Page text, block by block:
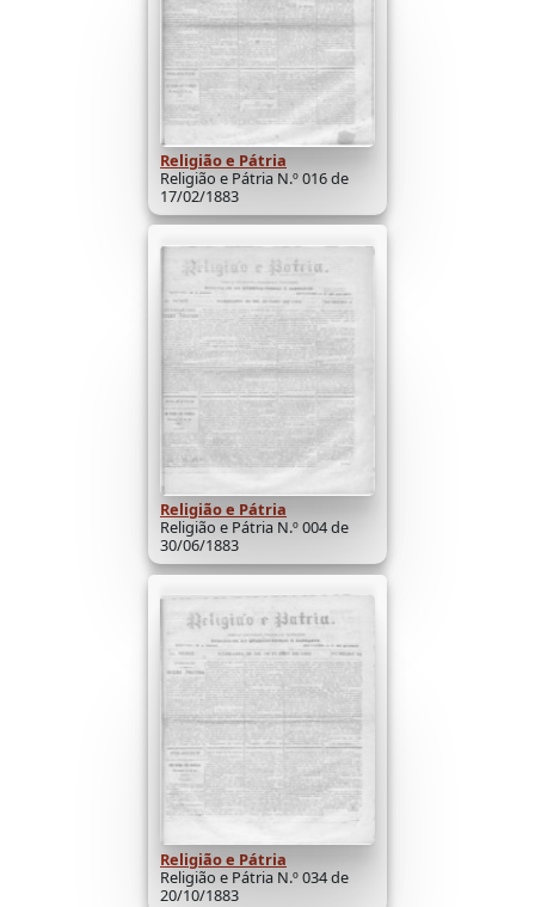
Religião e Pátria
Religião e Pátria N.º 016 de
17/02/1883
Religião e Pátria
Religião e Pátria N.º 004 de
30/06/1883
Religião e Pátria
Religião e Pátria N.º 034 de
20/10/1883